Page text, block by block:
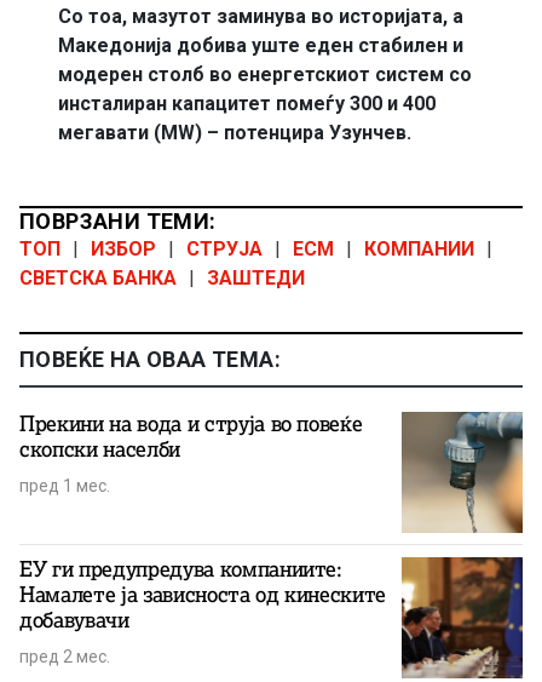
Со тоа, мазутот заминува во историјата, а
Македонија добива уште еден стабилен и
модерен столб во енергетскиот систем со
инсталиран капацитет помеѓу 300 и 400
мегавати (MW) – потенцира Узунчев.
ПОВРЗАНИ ТЕМИ:
ТОП | ИЗБОР | СТРУЈА | ЕСМ | КОМПАНИИ |
СВЕТСКА БАНКА | ЗАШТЕДИ
ПОВЕЌЕ НА ОВАА ТЕМА:
Прекини на вода и струја во повеќе
скопски населби
пред 1 мес.
ЕУ ги предупредува компаниите:
Намалете ја зависноста од кинеските
добавувачи
пред 2 мес.